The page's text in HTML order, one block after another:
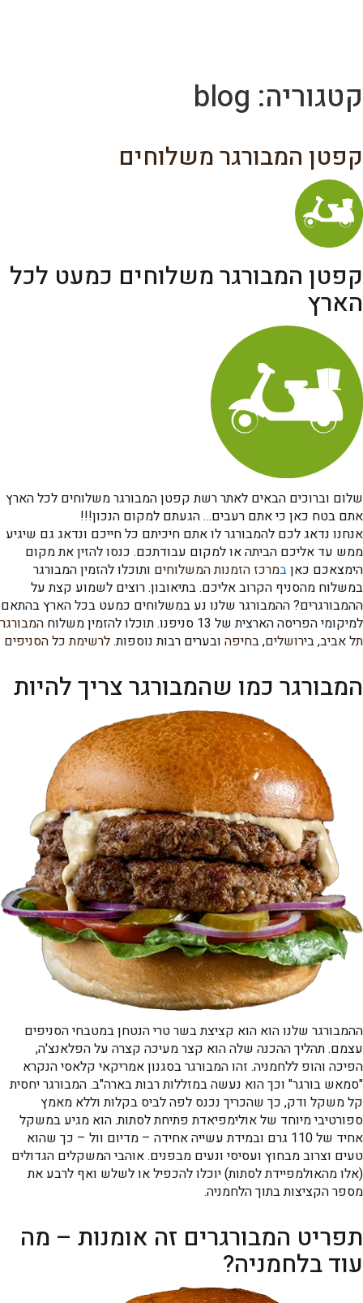
קטגוריה: blog
קפטן המבורגר משלוחים
קפטן המבורגר משלוחים כמעט לכל
הארץ
שלום וברוכים הבאים לאתר רשת קפטן המבורגר משלוחים לכל הארץ
אתם בטח כאן כי אתם רעבים… הגעתם למקום הנכון!!!
אנחנו נדאג לכם להמבורגר לו אתם חיכיתם כל חייכם ונדאג גם שיגיע
ממש עד אליכם הביתה או למקום עבודתכם. כנסו להזין את מקום
הימצאכם כאןבמרכז הזמנות המשלוחים ותוכלו להזמין המבורגר
במשלוח מהסניף הקרוב אליכם. בתיאובון. רוצים לשמוע קצת על
ההמבורגרים? ההמבורגר שלנו נע במשלוחים כמעט בכל הארץ בהתאם
למיקומי הפריסה הארצית של 13 סניפנו. תוכלו להזמין משלוח
המבורגר
תל אביב,בירושלים,בחיפה ובערים רבות נוספות.לרשימת כל הסניפים
המבורגר כמו שהמבורגר צריך להיות
ההמבורגר שלנו הוא הוא קציצת בשר טרי הנטחן במטבחי הסניפים
עצמם. תהליך ההכנה שלה הוא קצר מעיכה קצרה על הפלאנצ'ה,
הפיכה והופ ללחמניה. זהו המבורגר בסגנון אמריקאי קלאסי הנקרא
"סמאש בורגר" וכך הוא נעשה במזללות רבות בארה"ב. המבורגר יחסית
קל משקל ודק, כך שהכריך נכנס לפה לביס בקלות וללא מאמץ
ספורטיבי מיוחד של אולימפיאדת פתיחת לסתות. הוא מגיע במשקל
אחיד של 110 גרם ובמידת עשייה אחידה – מדיום וול – כך שהוא
טעים וצרוב מבחוץ ועסיסי ונעים מבפנים. אוהבי המשקלים הגדולים
(אלו מהאולמפיידת לסתות) יוכלו להכפיל או לשלש ואף לרבע את
מספר הקציצות בתוך הלחמניה.
תפריט המבורגרים זה אומנות – מה
עוד בלחמניה?